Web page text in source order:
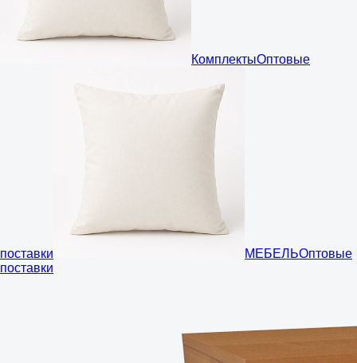
КомплектыОптовые
поставки МЕБЕЛЬОптовые
поставки